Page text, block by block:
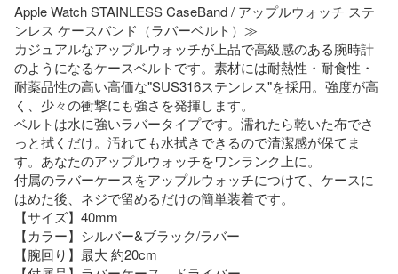
Apple Watch STAINLESS CaseBand / アップルウォッチ ステ
ンレス ケースバンド（ラバーベルト）≫
カジュアルなアップルウォッチが上品で高級感のある腕時計
のようになるケースベルトです。素材には耐熱性・耐食性・
耐薬品性の高い高価な"SUS316ステンレス"を採用。強度が高
く、少々の衝撃にも強さを発揮します。
ベルトは水に強いラバータイプです。濡れたら乾いた布でさ
っと拭くだけ。汚れても水拭きできるので清潔感が保てま
す。あなたのアップルウォッチをワンランク上に。
付属のラバーケースをアップルウォッチにつけて、ケースに
はめた後、ネジで留めるだけの簡単装着です。
【サイズ】40mm
【カラー】シルバー&ブラック/ラバー
【腕回り】最大 約20cm